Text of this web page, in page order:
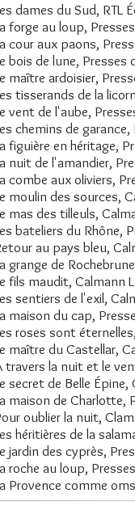
dames du Sud, RTL
forge au loup,
cour aux paons,
bois de lune, Presses
maître ardoisier,
tisserands de la
vent de l'aube,
chemins de
figuière en héritage,
nuit de l'amandier,
combe aux oliviers,
moulin des sources,
mas des tilleuls,
bateliers du Rhône,
au pays bleu,
grange de
fils maudit, Calmann
sentiers de l'exil,
maison du cap,
roses sont
maître du Castellar,
travers la nuit et le
secret de Belle Épine,
maison de Charlotte,
oublier la nuit,
héritières de la
jardin des cyprès,
roche au loup,
Provence comme